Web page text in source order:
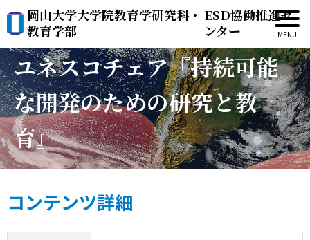
岡山大学大学院教育学研究科・
教育学部
ESD協働推進セ
ンター
（リーフレット）岡山大学
ユネスコチェア『持続可能
な開発のための研究と教
育』
コンテンツ詳細